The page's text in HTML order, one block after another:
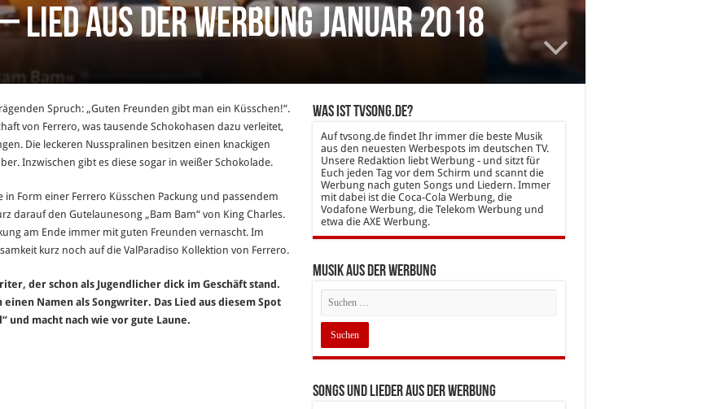
Lied aus der Werbung Januar 2018
Spruch: „Guten Freunden gibt man ein Küsschen!“.
von Ferrero, was tausende Schokohasen dazu verleitet,
Die leckeren Nusspralinen besitzen einen knackigen
Inzwischen gibt es diese sogar in weißer Schokolade.
Form einer Ferrero Küsschen Packung und passendem
darauf den Gutelaunesong „Bam Bam“ von King Charles.
am Ende immer mit guten Freunden vernascht. Im
kurz noch auf die ValParadiso Kollektion von Ferrero.
der schon als Jugendlicher dick im Geschäft stand.
Namen als Songwriter. Das Lied aus diesem Spot
und macht nach wie vor gute Laune.
Was ist tvsong.de?
Auf tvsong.de findet Ihr immer die beste Musik
aus den neuesten Werbespots im deutschen TV.
Unsere Redaktion liebt Werbung - und sitzt für
Euch jeden Tag vor dem Schirm und scannt die
Werbung nach guten Songs und Liedern. Immer
mit dabei ist die Coca-Cola Werbung, die
Vodafone Werbung, die Telekom Werbung und
etwa die AXE Werbung.
Musik aus der Werbung
Songs und Lieder aus der Werbung